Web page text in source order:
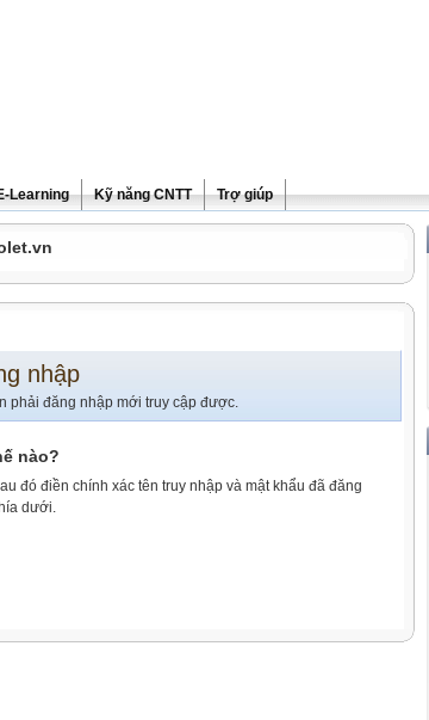
Learning Kỹ năng CNTT Trợ giúp
nhập
phải đăng nhập mới truy cập được.
nào?
đó điền chính xác tên truy nhập và mật khẩu đã đăng
dưới.